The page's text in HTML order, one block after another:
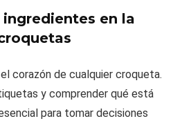
en la
corazón de cualquier croqueta.
y comprender qué está
para tomar decisiones